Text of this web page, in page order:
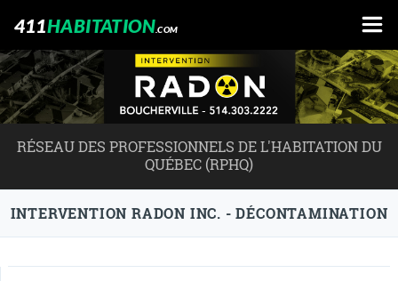
411HABITATION.COM
RÉSEAU DES PROFESSIONNELS DE L'HABITATION DU
QUÉBEC (RPHQ)
INTERVENTION RADON INC. - DÉCONTAMINATION